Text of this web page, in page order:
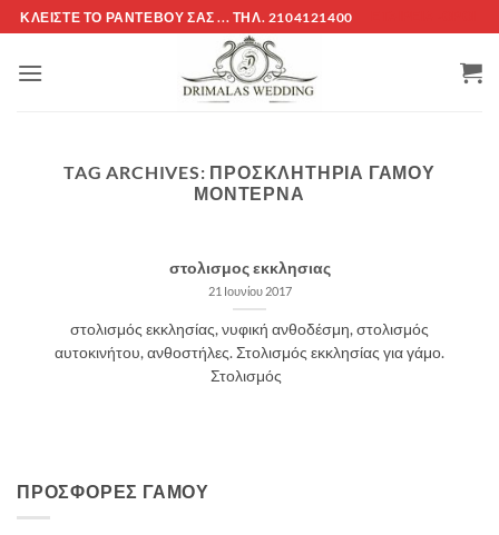
Μετάβαση
στο
περιεχόμενο
ΚΛΕΊΣΤΕ ΤΌ ΡΑΝΤΕΒΟΎ ΣΑΣ ... ΤΗΛ. 2104121400
TAG ARCHIVES: ΠΡΟΣΚΛΗΤΗΡΙΑ ΓΑΜΟΥ
ΜΟΝΤΕΡΝΑ
στολισμος εκκλησιας
21 Ιουνίου 2017
στολισμός εκκλησίας, νυφική ανθοδέσμη, στολισμός
αυτοκινήτου, ανθοστήλες. Στολισμός εκκλησίας για γάμο.
Στολισμός
ΠΡΟΣΦΟΡΈΣ ΓΆΜΟΥ